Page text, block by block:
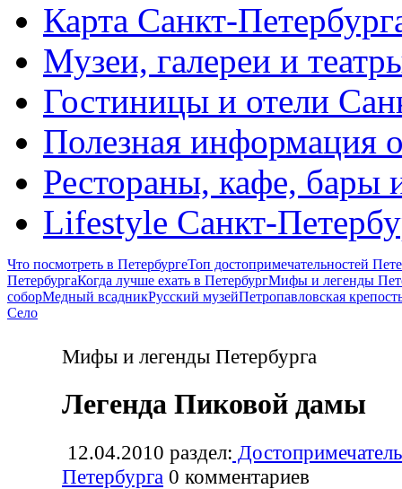
Карта Санкт-
Музеи, галереи и
Гостиницы и отели
Полезная информация
Рестораны, кафе, бары
Lifestyle Санкт-
Что посмотреть в ПетербургеТоп достопримечательностей
ПетербургаКогда лучше ехать в ПетербургМифы и легенды
соборМедный всадникРусский музейПетропавловская
Село
Мифы и легенды Петербурга
Легенда Пиковой дамы
12.04.2010 раздел:
Петербурга 0 комментариев